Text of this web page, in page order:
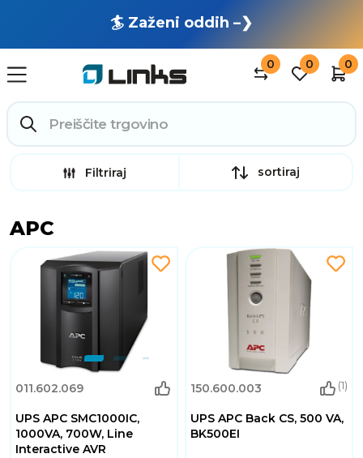
🏄 Zaženi oddih –❯
0 0 0
Filtriraj sortiraj
APC
011.602.069
UPS APC SMC1000IC,
1000VA, 700W, Line
Interactive AVR
150.600.003 (1)
UPS APC Back CS, 500 VA,
BK500EI